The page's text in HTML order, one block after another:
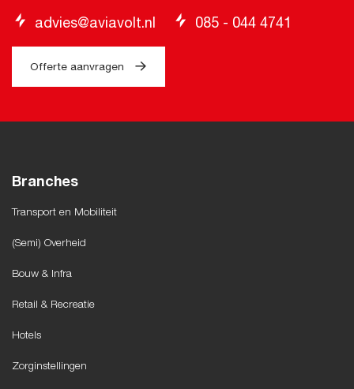
advies@aviavolt.nl 085 - 044 4741
Offerte aanvragen
Branches
Transport en Mobiliteit
(Semi) Overheid
Bouw & Infra
Retail & Recreatie
Hotels
Zorginstellingen